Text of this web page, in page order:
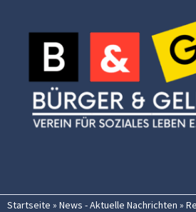
Inhalt
springen
Startseite » News - Aktuelle Nachrichten »